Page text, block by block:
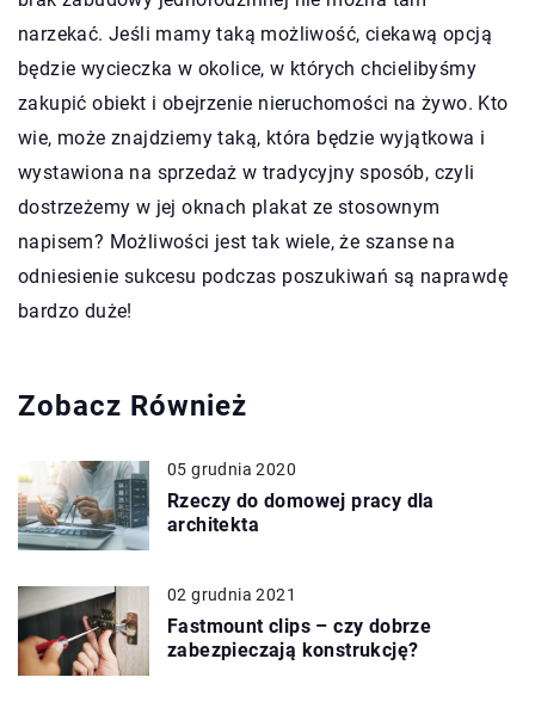
narzekać. Jeśli mamy taką możliwość, ciekawą opcją
będzie wycieczka w okolice, w których chcielibyśmy
zakupić obiekt i obejrzenie nieruchomości na żywo. Kto
wie, może znajdziemy taką, która będzie wyjątkowa i
wystawiona na sprzedaż w tradycyjny sposób, czyli
dostrzeżemy w jej oknach plakat ze stosownym
napisem? Możliwości jest tak wiele, że szanse na
odniesienie sukcesu podczas poszukiwań są naprawdę
bardzo duże!
Zobacz Również
05 grudnia 2020
Rzeczy do domowej pracy dla
architekta
02 grudnia 2021
Fastmount clips – czy dobrze
zabezpieczają konstrukcję?